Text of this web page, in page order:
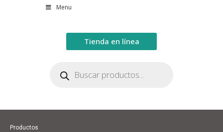
Menu
Tienda en línea
Productos